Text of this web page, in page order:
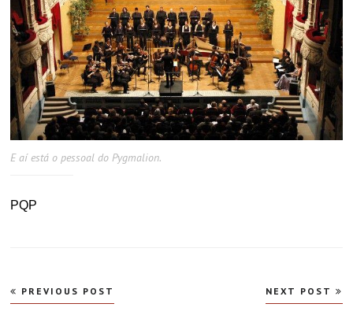
E aí está o pessoal do Pygmalion.
PQP
Navegação
de
PREVIOUS POST NEXT POST